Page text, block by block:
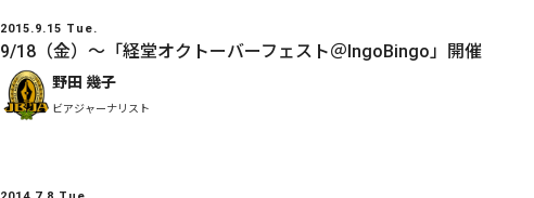
2015.9.15 Tue.
9/18（金）〜「経堂オクトーバーフェスト＠IngoBingo」開催
野田 幾子
ビアジャーナリスト